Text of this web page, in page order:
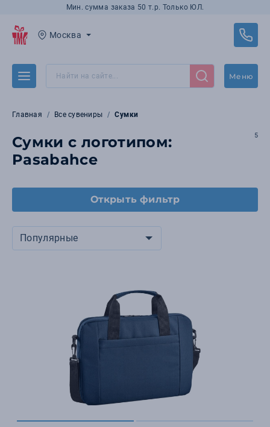
Мин. сумма заказа 50 т.р. Только ЮЛ.
Москва
Меню
Главная Все сувениры Сумки
Сумки с логотипом:
Pasabahce
5
Открыть фильтр
Популярные